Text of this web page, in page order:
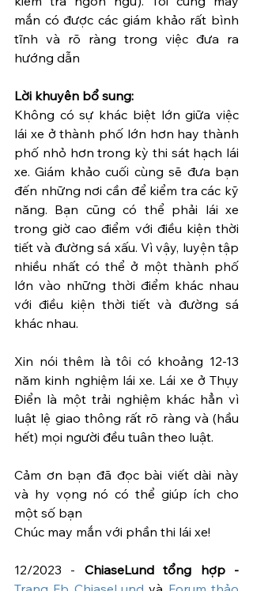
mắn có được các giám khảo rất bình
tĩnh và rõ ràng trong việc đưa ra
hướng dẫn
Lời khuyên bổ sung:
Không có sự khác biệt lớn giữa việc
lái xe ở thành phố lớn hơn hay thành
phố nhỏ hơn trong kỳ thi sát hạch lái
xe. Giám khảo cuối cùng sẽ đưa bạn
đến những nơi cần để kiểm tra các kỹ
năng. Bạn cũng có thể phải lái xe
trong giờ cao điểm với điều kiện thời
tiết và đường sá xấu. Vì vậy, luyện tập
nhiều nhất có thể ở một thành phố
lớn vào những thời điểm khác nhau
với điều kiện thời tiết và đường sá
khác nhau.
Xin nói thêm là tôi có khoảng 12-13
năm kinh nghiệm lái xe. Lái xe ở Thụy
Điển là một trải nghiệm khác hẳn vì
luật lệ giao thông rất rõ ràng và (hầu
hết) mọi người đều tuân theo luật.
Cảm ơn bạn đã đọc bài viết dài này
và hy vọng nó có thể giúp ích cho
một số bạn
Chúc may mắn với phần thi lái xe!
12/2023 -